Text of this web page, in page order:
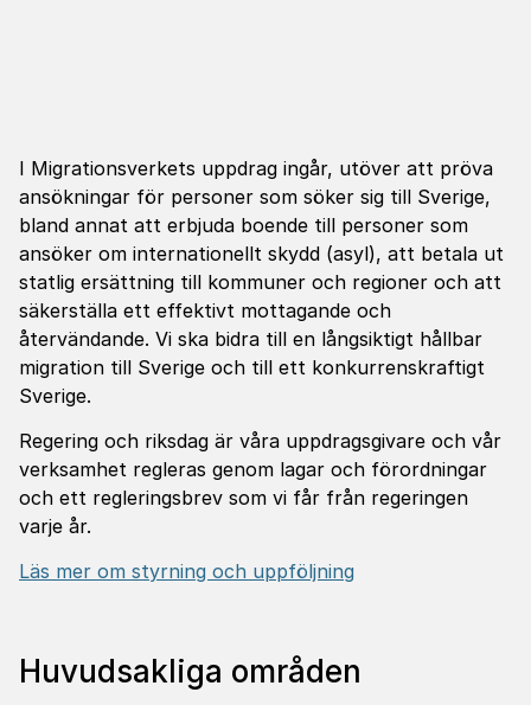
I Migrationsverkets uppdrag ingår, utöver att pröva
ansökningar för personer som söker sig till Sverige,
bland annat att erbjuda boende till personer som
ansöker om internationellt skydd (asyl), att betala ut
statlig ersättning till kommuner och regioner och att
säkerställa ett effektivt mottagande och
återvändande. Vi ska bidra till en långsiktigt hållbar
migration till Sverige och till ett konkurrenskraftigt
Sverige.
Regering och riksdag är våra uppdragsgivare och vår
verksamhet regleras genom lagar och förordningar
och ett regleringsbrev som vi får från regeringen
varje år.
Läs mer om styrning och uppföljning
Huvud­sak­liga områden